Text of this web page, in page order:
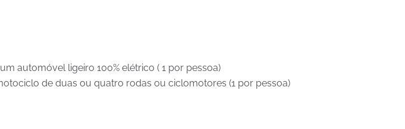
automóvel ligeiro 100% elétrico ( 1 por pessoa)
de duas ou quatro rodas ou ciclomotores (1 por pessoa)